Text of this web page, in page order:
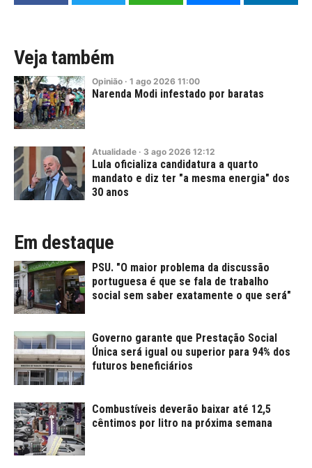
Veja também
Opinião · 1 ago 2026 11:00
Narenda Modi infestado por baratas
Atualidade · 3 ago 2026 12:12
Lula oficializa candidatura a quarto
mandato e diz ter "a mesma energia" dos
30 anos
Em destaque
PSU. "O maior problema da discussão
portuguesa é que se fala de trabalho
social sem saber exatamente o que será"
Governo garante que Prestação Social
Única será igual ou superior para 94% dos
futuros beneficiários
Combustíveis deverão baixar até 12,5
cêntimos por litro na próxima semana